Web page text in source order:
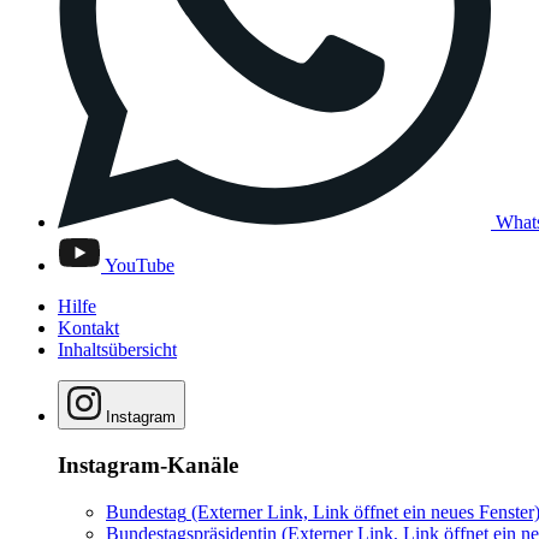
YouTube
Hilfe
Kontakt
Inhaltsübersicht
Instagram
Instagram-Kanäle
Bundestag (Externer Link, Link öffnet ein neues Fenster)
Bundestagspräsidentin (Externer Link, Link öffnet ein